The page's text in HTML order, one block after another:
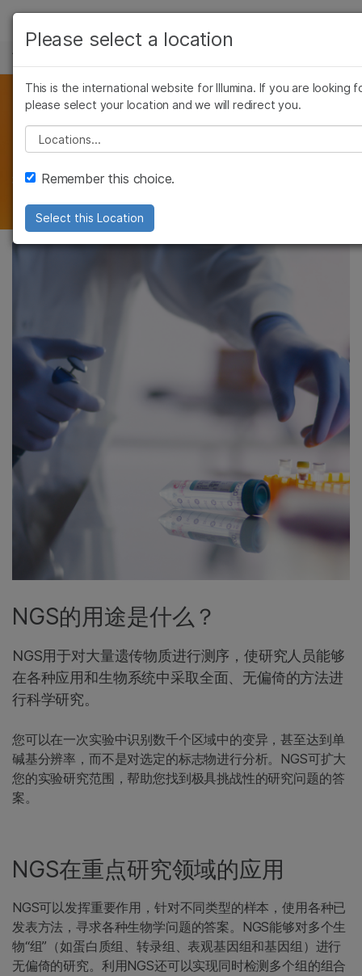
Skip to content
学习
公司
支持
推荐内容链接
面向新手的新一代测序
NGS方法和应用
NGS的发现能力可以为生物现象、通路和系统
提供全新见解，涵盖广泛的研究领域
NGS的用途是什么？
NGS用于对大量遗传物质进行测序，使研究人员能够
在各种应用和生物系统中采取全面、无偏倚的方法进
行科学研究。
您可以在一次实验中识别数千个区域中的变异，甚至达到单
碱基分辨率，而不是对选定的标志物进行分析。NGS可扩大
您的实验研究范围，帮助您找到极具挑战性的研究问题的答
案。
NGS在重点研究领域的应用
NGS可以发挥重要作用，针对不同类型的样本，使用各种已
发表方法，寻求各种生物学问题的答案。NGS能够对多个生
物“组”（如蛋白质组、转录组、表观基因组和基因组）进行
无偏倚的研究。利用NGS还可以实现同时检测多个组的组合
查看更多相关内容。选择您感兴趣的领
癌症研究
复杂疾病
临床
Please select a location
This is the international website for Illumina. If you are looking
please select your location and we will redirect you.
Please select a location
Remember this choice.
Select this Location